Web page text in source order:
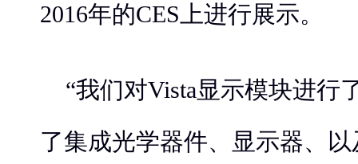
2016年的CES上进行展示。
“我们对Vista显示模块进行
了集成光学器件、显示器、